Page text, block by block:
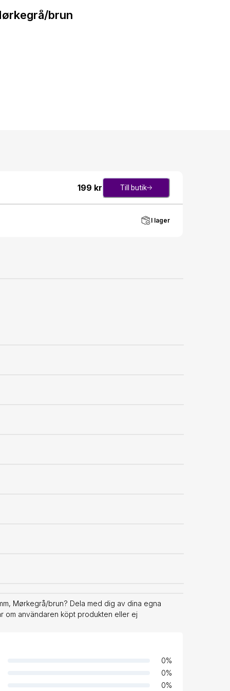
brun
199 kr Till butik
I lager
Mørkegrå/brun? Dela med dig av dina egna
om användaren köpt produkten eller ej
0%
0%
0%